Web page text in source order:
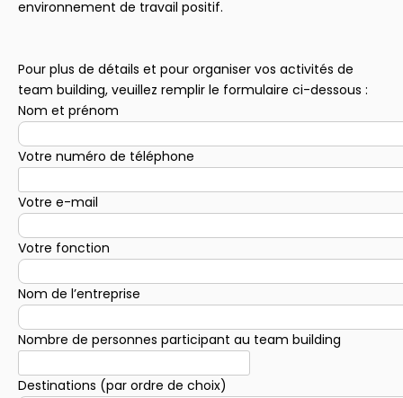
environnement de travail positif.
Pour plus de détails et pour organiser vos activités de
team building, veuillez remplir le formulaire ci-dessous :
Nom et prénom
Votre numéro de téléphone
Votre e-mail
Votre fonction
Nom de l’entreprise
Nombre de personnes participant au team building
Destinations (par ordre de choix)